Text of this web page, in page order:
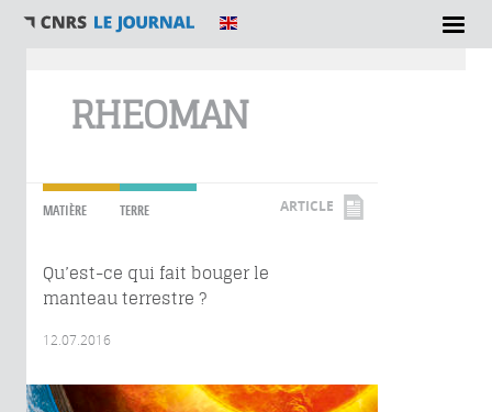
RHEOMAN
MATIÈRE TERRE ARTICLE
Qu’est-ce qui fait bouger le
manteau terrestre ?
12.07.2016